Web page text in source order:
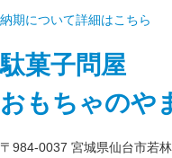
納期について詳細はこちら
駄菓子問屋
おもちゃのや
〒984-0037 宮城県仙台市若